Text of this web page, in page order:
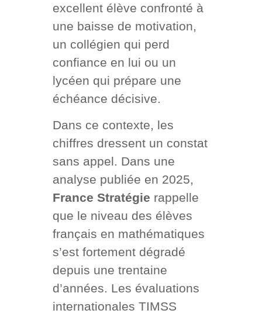
excellent élève confronté à
une baisse de motivation,
un collégien qui perd
confiance en lui ou un
lycéen qui prépare une
échéance décisive.
Dans ce contexte, les
chiffres dressent un constat
sans appel. Dans une
analyse publiée en 2025,
France Stratégie rappelle
que le niveau des élèves
français en mathématiques
s’est fortement dégradé
depuis une trentaine
d’années. Les évaluations
internationales TIMSS